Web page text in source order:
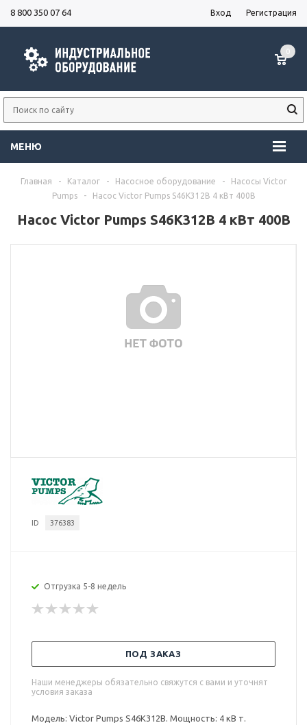
8 800 350 07 64 Вход Регистрация
МЕНЮ
0
Главная - Каталог - Насосное оборудование -
Насосы Victor
Pumps
- Насос Victor Pumps S46K312B 4 кВт 400В
Насос Victor Pumps S46K312B 4 кВт 400В
ID 376383
Отгрузка 5-8 недель
ПОД ЗАКАЗ
Наши менеджеры обязательно свяжутся с вами и уточнят
условия заказа
Модель: Victor Pumps S46K312B. Мощность: 4 кВ т.